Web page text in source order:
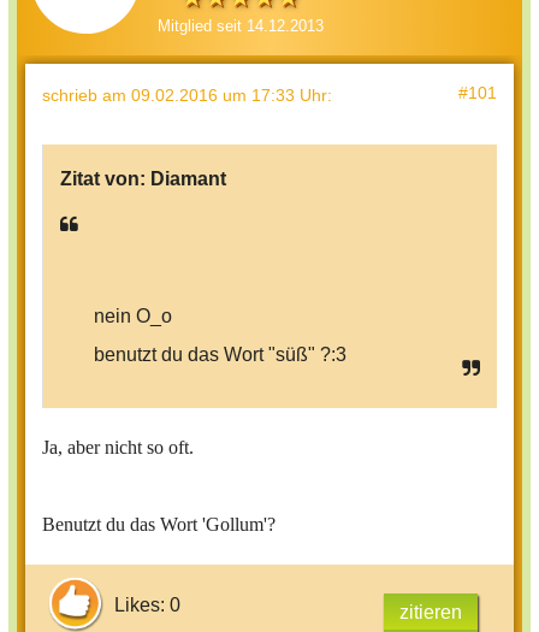
Mitglied seit 14.12.2013
schrieb am 09.02.2016 um 17:33 Uhr: #101
Zitat von: Diamant
nein O_o
benutzt du das Wort "süß" ?:3
Ja, aber nicht so oft.
Benutzt du das Wort 'Gollum'?
Likes: 0 zitieren